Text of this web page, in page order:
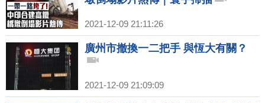
2021-12-09 21:11:26
廣州市撤換一二把手 與恆大有關？
2021-12-09 21:09:09